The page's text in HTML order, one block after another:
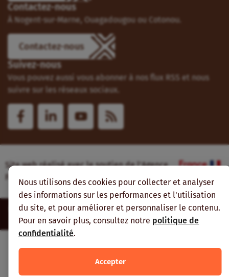
Nous utilisons des cookies pour collecter et analyser
des informations sur les performances et l'utilisation
du site, et pour améliorer et personnaliser le contenu.
Pour en savoir plus, consultez notre politique de
confidentialité.
Accepter
Contactez-nous
À Nogent-sur-Marne, Ouagadougou ou Cotonou.
Contactez-nous
Suivez-nous
Vous pouvez aussi vous abonner à nos flux RSS et nous
suivre sur les réseaux sociaux.
Site web réalisé avec le soutien de l’Agence
Française de Développement
Inter-réseaux | Tous droits réservés |Mentions légales|Plan du
site